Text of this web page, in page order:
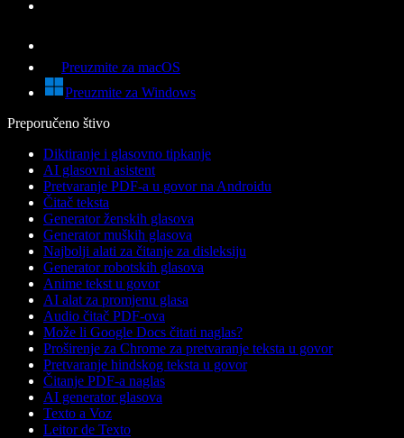
Preuzmite za macOS
Preuzmite za Windows
Preporučeno štivo
Diktiranje i glasovno tipkanje
AI glasovni asistent
Pretvaranje PDF-a u govor na Androidu
Čitač teksta
Generator ženskih glasova
Generator muških glasova
Najbolji alati za čitanje za disleksiju
Generator robotskih glasova
Anime tekst u govor
AI alat za promjenu glasa
Audio čitač PDF-ova
Može li Google Docs čitati naglas?
Proširenje za Chrome za pretvaranje teksta u govor
Pretvaranje hindskog teksta u govor
Čitanje PDF-a naglas
AI generator glasova
Texto a Voz
Leitor de Texto